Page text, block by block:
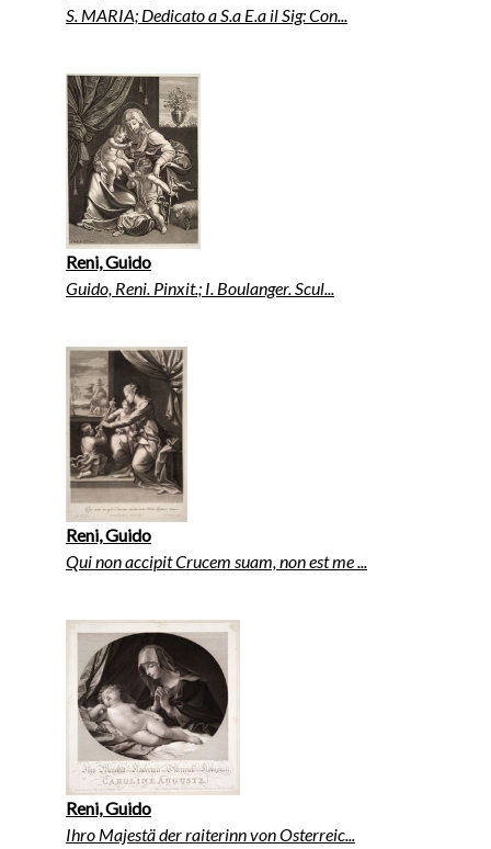
S. MARIA; Dedicato a S.a E.a il Sig: Con...
Reni, Guido
Guido, Reni. Pinxit.; I. Boulanger. Scul...
Reni, Guido
Qui non accipit Crucem suam, non est me ...
Reni, Guido
Ihro Majestä der raiterinn von Osterreic...